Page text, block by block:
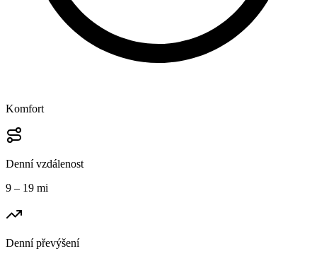
Komfort
Denní vzdálenost
9 – 19 mi
Denní převýšení